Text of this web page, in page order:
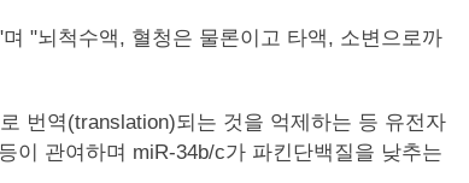
"뇌척수액, 혈청은 물론이고 타액, 소변으로까
번역(translation)되는 것을 억제하는 등 유전자
이 관여하며 miR-34b/c가 파킨단백질을 낮추는